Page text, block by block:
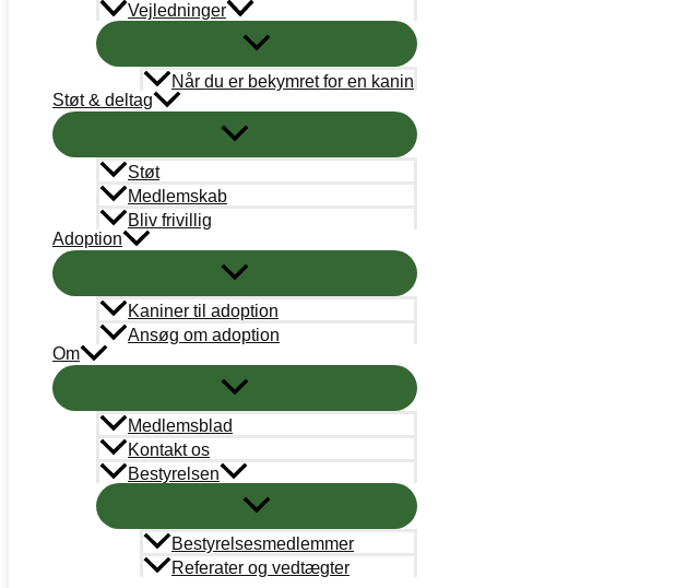
Vejledninger
Når du er bekymret for en kanin
Støt & deltag
Støt
Medlemskab
Bliv frivillig
Adoption
Kaniner til adoption
Ansøg om adoption
Om
Medlemsblad
Kontakt os
Bestyrelsen
Bestyrelsesmedlemmer
Referater og vedtægter
Cookiepolitik
STØT
Arbejdernes Landsbank
Kun donationer:
Reg# 5359 Konto#0245988
Øvrigt: Reg# 5359 Konto# 0000245058
Mobilepay
Kun donationer: #311658
Støt nu